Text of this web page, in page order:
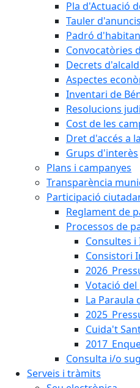
Pla d'Actuació
Tauler d'anuncis
Padró
Convocatòries
Decrets
Aspectes
Inventari de
Resolucions
Cost de les
Dret d'accés a
Grups d'interès
Plans i campanyes
Transparència
Participació
Reglament de
Processos de
Consultes i
Consistori
Votació
La Paraula
Cuida't
Consulta i/o
Serveis i tràmits